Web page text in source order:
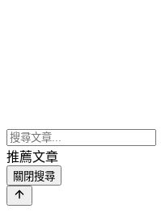
推薦文章
關閉搜尋